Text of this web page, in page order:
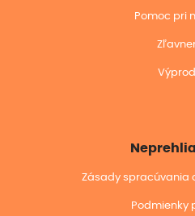
Pomoc pri
Zásady spracúvania
Podmienky